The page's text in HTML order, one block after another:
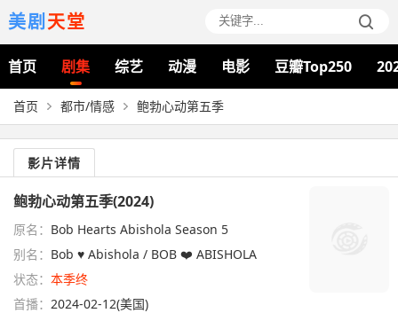
美剧天堂
首页 剧集 综艺 动漫 电影 豆瓣Top250
首页 都市/情感 鲍勃心动第五季
影片详情
鲍勃心动第五季(2024)
原名： Bob Hearts Abishola Season 5
别名： Bob ♥ Abishola / BOB ❤️ ABISHOLA
状态： 本季终
首播： 2024-02-12(美国)